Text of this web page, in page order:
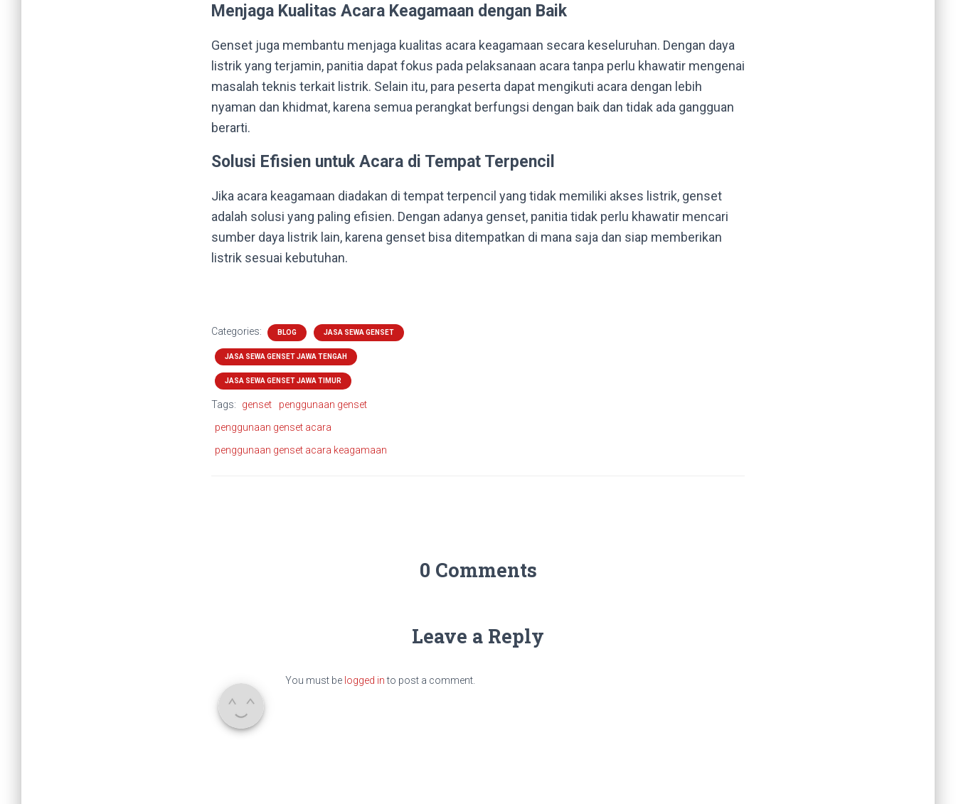
Menjaga Kualitas Acara Keagamaan dengan Baik
Genset juga membantu menjaga kualitas acara keagamaan secara keseluruhan. Dengan daya
listrik yang terjamin, panitia dapat fokus pada pelaksanaan acara tanpa perlu khawatir mengenai
masalah teknis terkait listrik. Selain itu, para peserta dapat mengikuti acara dengan lebih
nyaman dan khidmat, karena semua perangkat berfungsi dengan baik dan tidak ada gangguan
berarti.
Solusi Efisien untuk Acara di Tempat Terpencil
Jika acara keagamaan diadakan di tempat terpencil yang tidak memiliki akses listrik, genset
adalah solusi yang paling efisien. Dengan adanya genset, panitia tidak perlu khawatir mencari
sumber daya listrik lain, karena genset bisa ditempatkan di mana saja dan siap memberikan
listrik sesuai kebutuhan.
Categories: BLOG JASA SEWA GENSET
JASA SEWA GENSET JAWA TENGAH
JASA SEWA GENSET JAWA TIMUR
Tags: genset
penggunaan genset
penggunaan genset acara
penggunaan genset acara keagamaan
0 Comments
Leave a Reply
You must be logged into post a comment.